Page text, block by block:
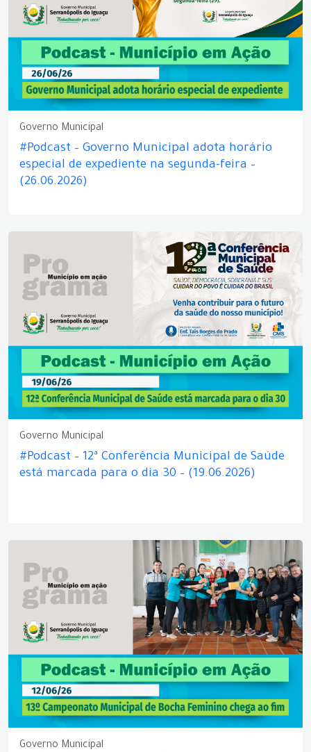
Governo Municipal
#Podcast – Governo Municipal adota horário
especial de expediente na segunda-feira –
(26.06.2026)
Governo Municipal
#Podcast – 12ª Conferência Municipal de Saúde
está marcada para o dia 30 – (19.06.2026)
Governo Municipal